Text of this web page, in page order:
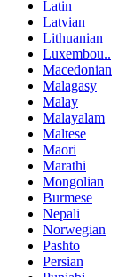
Latin
Latvian
Lithuanian
Luxembou..
Macedonian
Malagasy
Malay
Malayalam
Maltese
Maori
Marathi
Mongolian
Burmese
Nepali
Norwegian
Pashto
Persian